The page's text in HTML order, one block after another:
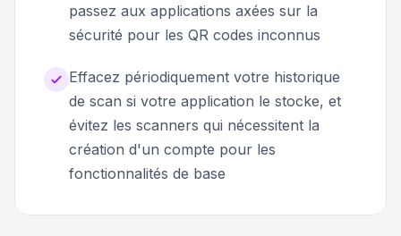
passez aux applications axées sur la
sécurité pour les QR codes inconnus
Effacez périodiquement votre historique
de scan si votre application le stocke, et
évitez les scanners qui nécessitent la
création d'un compte pour les
fonctionnalités de base